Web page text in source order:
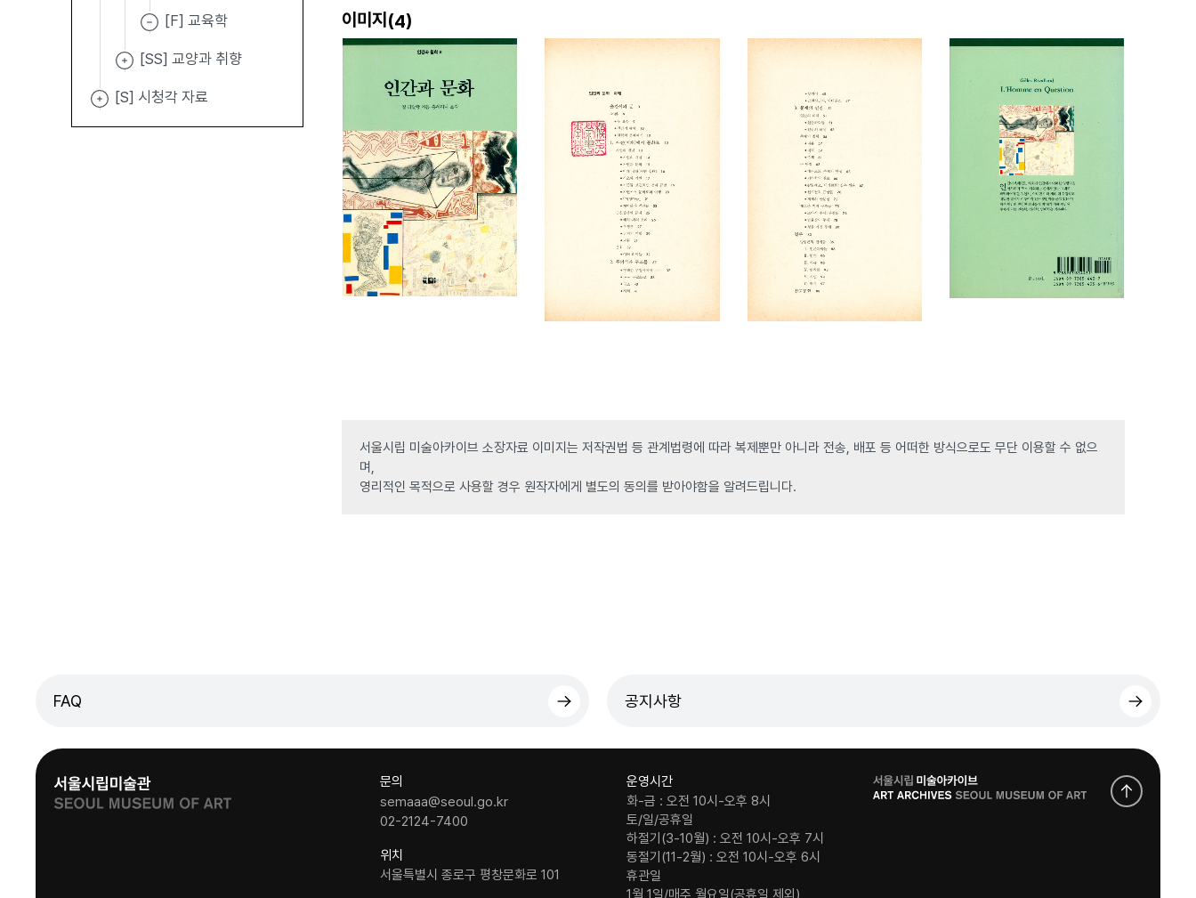
[F] 교육학
[SS] 교양과 취향
[S] 시청각 자료
이미지(4)
서울시립 미술아카이브 소장자료 이미지는 저작권법 등 관계법령에 따라 복제뿐만 아니라 전송, 배포 등 어떠한 방식으로도 무단 이용할 수 없으
며,
영리적인 목적으로 사용할 경우 원작자에게 별도의 동의를 받아야함을 알려드립니다.
FAQ 공지사항
문의
semaaa@seoul.go.kr
02-2124-7400
위치
서울특별시 종로구 평창문화로 101
운영시간
화-금 : 오전 10시-오후 8시
토/일/공휴일
하절기(3-10월) : 오전 10시-오후 7시
동절기(11-2월) : 오전 10시-오후 6시
휴관일
1월 1일/매주 월요일(공휴일 제외)
로
고